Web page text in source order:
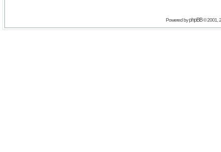
Powered byphpBB© 2001,